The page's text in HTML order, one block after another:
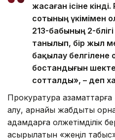
жасаған ісіне
сотының үкімімен
213-бабының 2-
танылып, бір жыл
бақылау белгілене
бостандығын
сотталды», – деп
Прокуратура
алу, арнайы жабдықты
адамдарға қолжетімділік
асырылатын «жеңіл